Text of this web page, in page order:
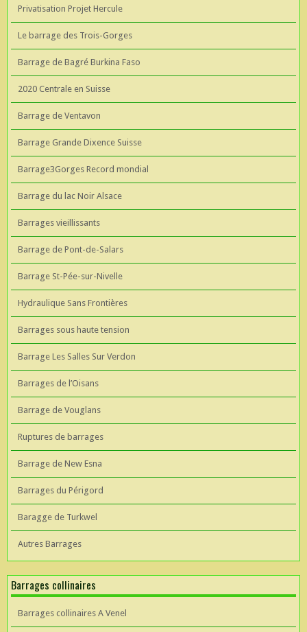
Privatisation Projet Hercule
Le barrage des Trois-Gorges
Barrage de Bagré Burkina Faso
2020 Centrale en Suisse
Barrage de Ventavon
Barrage Grande Dixence Suisse
Barrage3Gorges Record mondial
Barrage du lac Noir Alsace
Barrages vieillissants
Barrage de Pont-de-Salars
Barrage St-Pée-sur-Nivelle
Hydraulique Sans Frontières
Barrages sous haute tension
Barrage Les Salles Sur Verdon
Barrages de l’Oisans
Barrage de Vouglans
Ruptures de barrages
Barrage de New Esna
Barrages du Périgord
Baragge de Turkwel
Autres Barrages
Barrages collinaires
Barrages collinaires A Venel